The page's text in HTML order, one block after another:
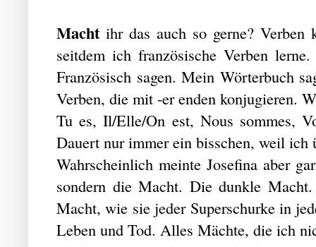
Macht ihr das auch so gerne? Verben
seitdem ich französische Verben
Französisch sagen. Mein Wörterbuch
Verben, die mit -er enden konjugieren.
Tu es, Il/Elle/On est, Nous sommes,
Dauert nur immer ein bisschen, weil ich
Wahrscheinlich meinte Josefina aber
sondern die Macht. Die dunkle
Macht, wie sie jeder Superschurke in
Leben und Tod. Alles Mächte, die ich